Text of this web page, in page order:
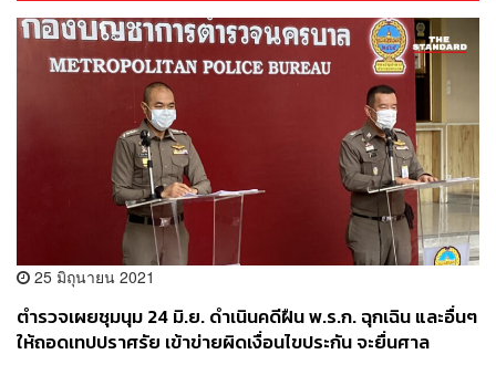
25 มิถุนายน 2021
ตำรวจเผยชุมนุม 24 มิ.ย. ดำเนินคดีฝืน พ.ร.ก. ฉุกเฉิน และอื่นๆ
ให้ถอดเทปปราศรัย เข้าข่ายผิดเงื่อนไขประกัน จะยื่นศาล